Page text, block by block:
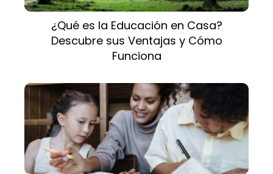
¿Qué es la Educación en Casa?
Descubre sus Ventajas y Cómo
Funciona